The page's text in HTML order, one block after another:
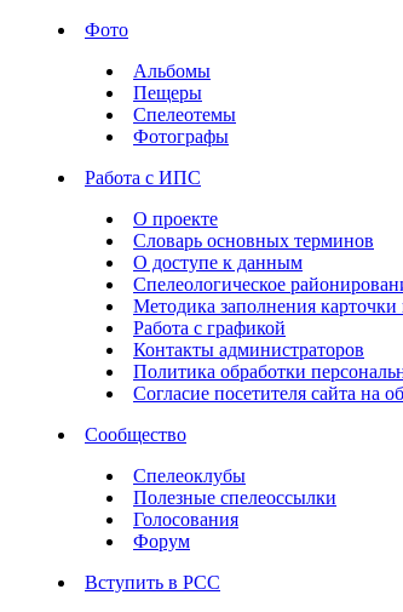
Фото
Альбомы
Пещеры
Спелеотемы
Фотографы
Работа с ИПС
О проекте
Словарь основных терминов
О доступе к данным
Спелеологическое
Методика заполнения
Работа с графикой
Контакты администраторов
Политика обработки
Согласие посетителя сайта на
Сообщество
Спелеоклубы
Полезные спелеоссылки
Голосования
Форум
Вступить в РСС